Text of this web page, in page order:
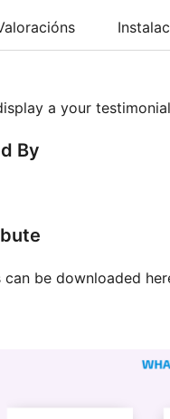
a your
By
can be downloaded